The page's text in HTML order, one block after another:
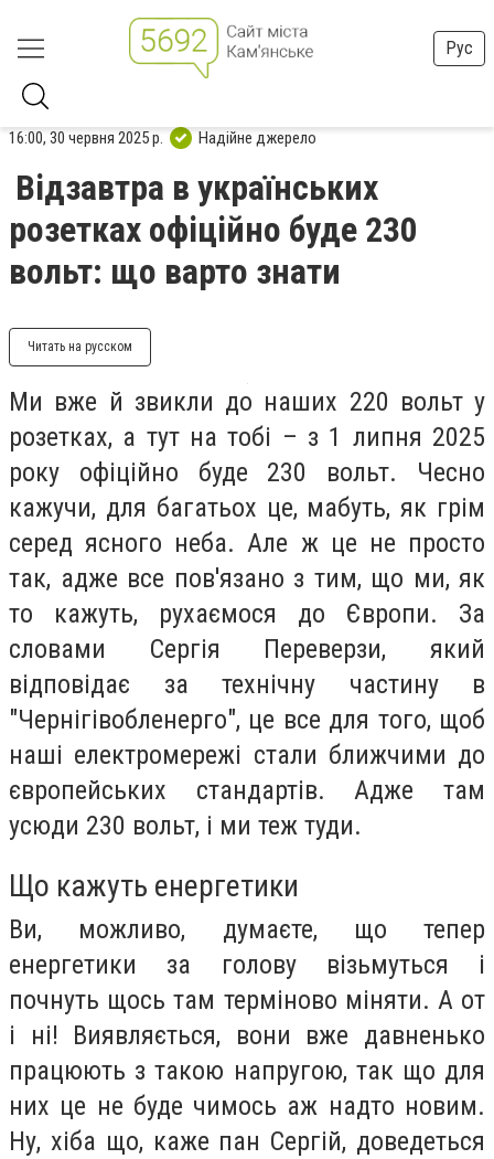
Рус
16:00, 30 червня 2025 р. Надійне джерело
Відзавтра в українських
розетках офіційно буде 230
вольт: що варто знати
Читать на русском
Ми вже й звикли до наших 220 вольт у
розетках, а тут на тобі – з 1 липня 2025
року офіційно буде 230 вольт. Чесно
кажучи, для багатьох це, мабуть, як грім
серед ясного неба. Але ж це не просто
так, адже все пов'язано з тим, що ми, як
то кажуть, рухаємося до Європи. За
словами Сергія Переверзи, який
відповідає за технічну частину в
"Чернігівобленерго", це все для того, щоб
наші електромережі стали ближчими до
європейських стандартів. Адже там
усюди 230 вольт, і ми теж туди.
Що кажуть енергетики
Ви, можливо, думаєте, що тепер
енергетики за голову візьмуться і
почнуть щось там терміново міняти. А от
і ні! Виявляється, вони вже давненько
працюють з такою напругою, так що для
них це не буде чимось аж надто новим.
Ну, хіба що, каже пан Сергій, доведеться